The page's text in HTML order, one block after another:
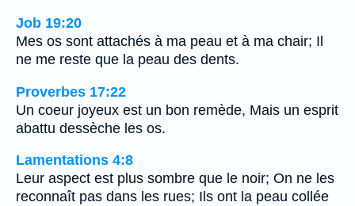
Job 19:20
Mes os sont attachés à ma peau et à ma chair; Il
ne me reste que la peau des dents.
Proverbes 17:22
Un coeur joyeux est un bon remède, Mais un esprit
abattu dessèche les os.
Lamentations 4:8
Leur aspect est plus sombre que le noir; On ne les
reconnaît pas dans les rues; Ils ont la peau collée